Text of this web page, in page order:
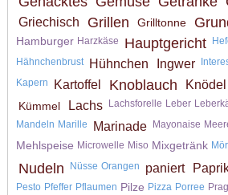
Griechisch Grillen Grilltonne
Hamburger Harzkäse Hauptgericht
Hähnchenbrust
Hühnchen Ingwer
Kapern Kartoffel Knoblauch Knödel
Kümmel Lachs Lachsforelle Leber
Mandeln Marille Marinade Mayonaise
Mehlspeise Microwelle Miso Mixgetränk
Nudeln Nüsse Orangen paniert
Pesto Pfeffer Pflaumen Pilze Pizza Porree Prag